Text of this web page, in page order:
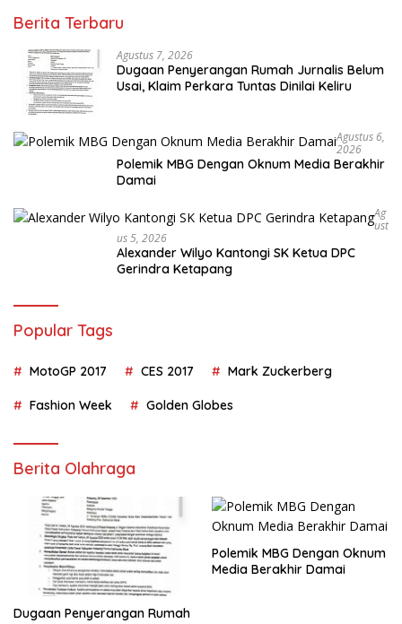
Berita Terbaru
Agustus 7, 2026
Dugaan Penyerangan Rumah Jurnalis Belum
Usai, Klaim Perkara Tuntas Dinilai Keliru
Agustus 6,
2026
Polemik MBG Dengan Oknum Media Berakhir
Damai
Ag
Ust
Us 5, 2026
Alexander Wilyo Kantongi SK Ketua DPC
Gerindra Ketapang
Popular Tags
MotoGP 2017 CES 2017 Mark Zuckerberg
Fashion Week Golden Globes
Berita Olahraga
Dugaan Penyerangan Rumah
Polemik MBG Dengan Oknum
Media Berakhir Damai